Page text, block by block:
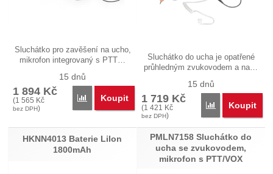
Sluchátko pro zavěšení na ucho,
mikrofon integrovaný s PTT…
15 dnů
1 894 Kč
(1 565 Kč
bez DPH)
Porovnat
Koupit
Sluchátko do ucha je opatřené
průhledným zvukovodem a na…
15 dnů
1 719 Kč
(1 421 Kč
bez DPH)
Porovnat
Koupit
HKNN4013 Baterie LiIon
1800mAh
PMLN7158 Sluchátko do
ucha se zvukovodem,
mikrofon s PTT/VOX